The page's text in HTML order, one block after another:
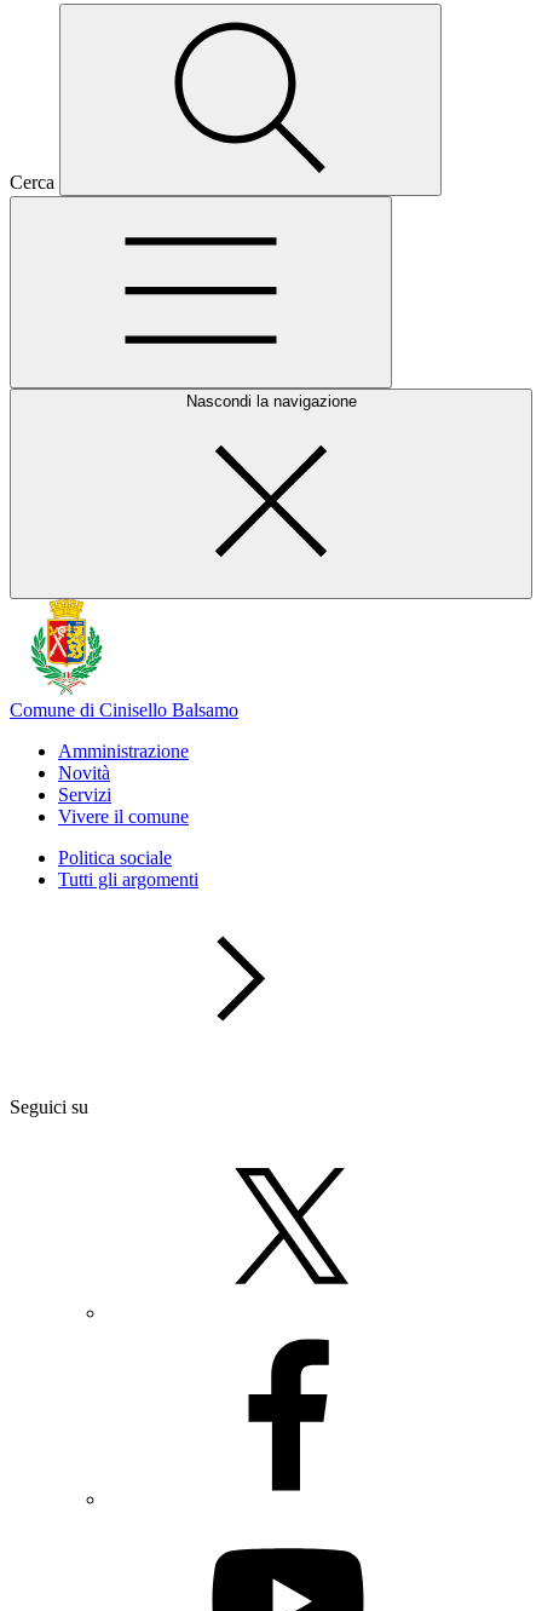
Cerca
Nascondi la navigazione
Comune di Cinisello Balsamo
Amministrazione
Novità
Servizi
Vivere il comune
Politica sociale
Tutti gli argomenti
Seguici su